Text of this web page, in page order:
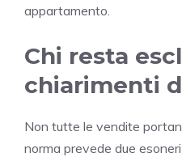
appartamento.
Chi resta
chiarimenti
Non tutte le vendite
norma prevede due